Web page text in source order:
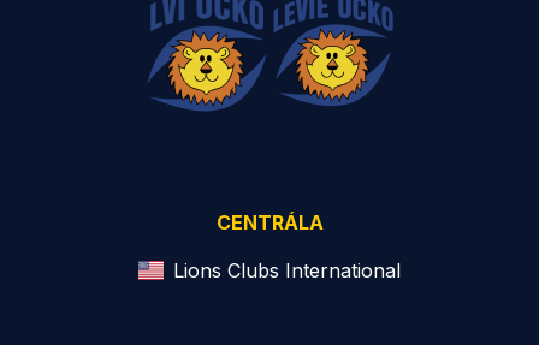
CENTRÁLA
Lions Clubs International